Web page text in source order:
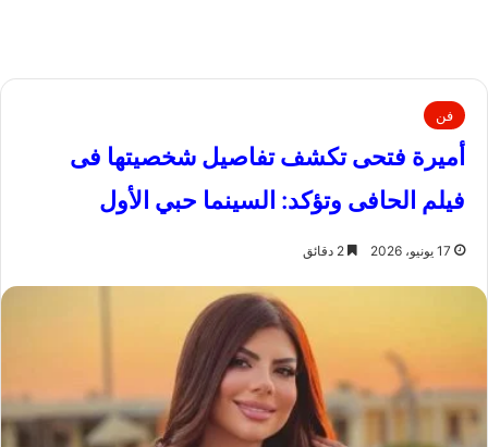
فن
أميرة فتحى تكشف تفاصيل شخصيتها فى
فيلم الحافى وتؤكد: السينما حبي الأول
17 يونيو، 2026